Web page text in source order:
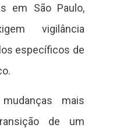
em São Paulo,
vigilância
específicos de
mais
de um